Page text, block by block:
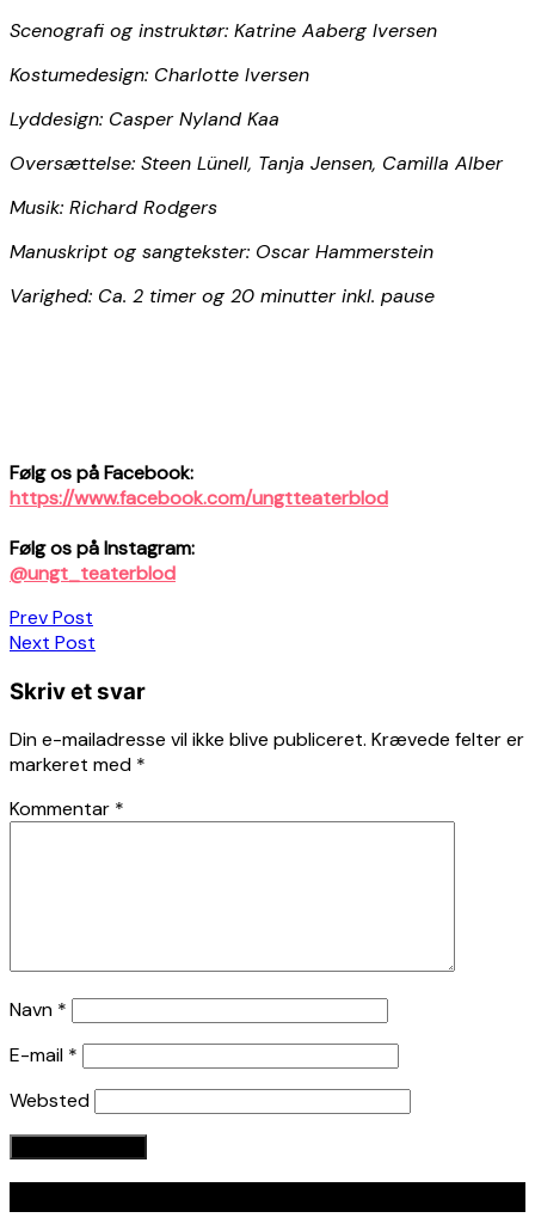
Scenografi og instruktør: Katrine Aaberg Iversen
Kostumedesign: Charlotte Iversen
Lyddesign: Casper Nyland Kaa
Oversættelse: Steen Lünell, Tanja Jensen, Camilla Alber
Musik: Richard Rodgers
Manuskript og sangtekster: Oscar Hammerstein
Varighed: Ca. 2 timer og 20 minutter inkl. pause
Følg os på Facebook:
https://www.facebook.com/ungtteaterblod
Følg os på Instagram:
@ungt_teaterblod
Indlægsnavigation
Prev Post
Next Post
Skriv et svar
Din e-mailadresse vil ikke blive publiceret. Krævede felter er
markeret med *
Kommentar *
Navn *
E-mail *
Websted